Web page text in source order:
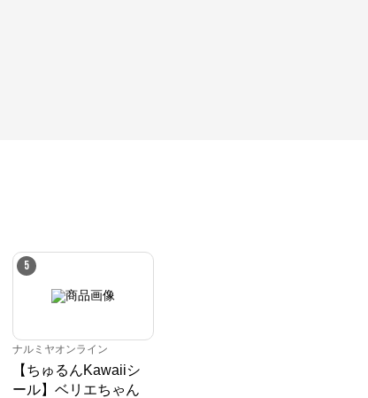
5
ナルミヤオンライン
【ちゅるんKawaiiシ
ール】ベリエちゃん